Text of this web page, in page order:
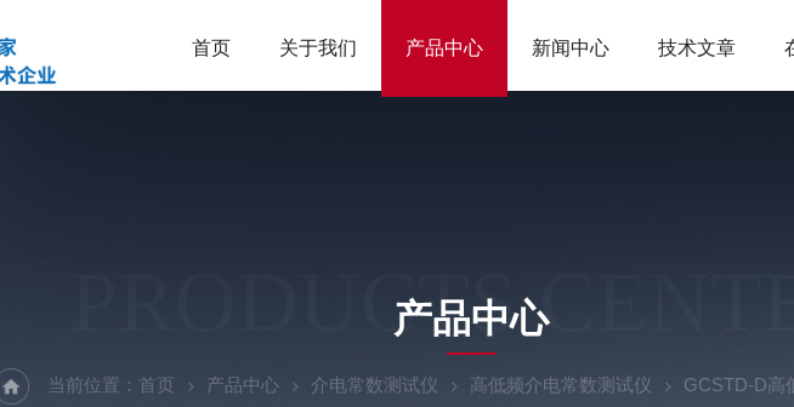
首页 关于我们 产品中心 新闻中心 技术文章
PRODUCTS
产品中心
当前位置： 首页 产品中心 介电常数测试仪 高低频介电常数测试仪 GCSTD-D高